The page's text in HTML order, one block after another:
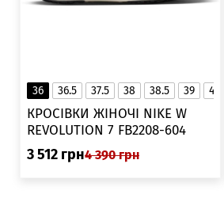
36 36.5 37.5 38 38.5 39 40
КРОСІВКИ ЖІНОЧІ NIKE W
REVOLUTION 7 FB2208-604
3 512 грн4 390 грн